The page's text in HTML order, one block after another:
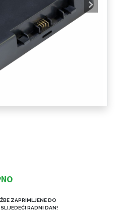
ZAPRIMLJENE DO
RADNI DAN!